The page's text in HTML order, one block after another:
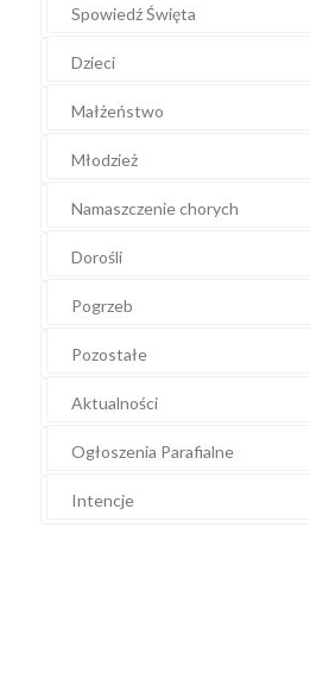
Spowiedź Święta
Dzieci
Małżeństwo
Młodzież
Namaszczenie chorych
Dorośli
Pogrzeb
Pozostałe
Aktualności
Ogłoszenia Parafialne
Intencje